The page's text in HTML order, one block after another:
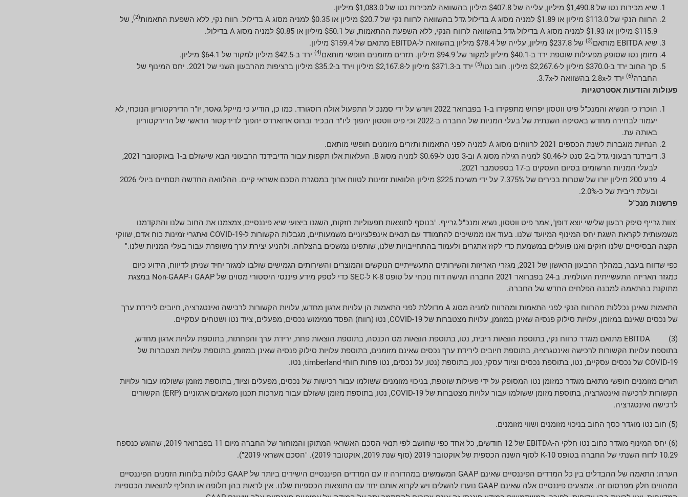
שיא מכירות נטו של $1,490.8 מיליון, עלייה של $407.8 מיליון בהשוואה למכירות נטו של $1,083.0 מיליון.
הרווח הנקי של $113.0 מיליון או $1.89 למניה מסוג A בדילול גדל בהשוואה לרווח נקי של $20.7 מיליון או $0.35 למניה מסוג A בדילול. רווח נקי, ללא השפעת התאמות
(2)
, של
$115.9 מיליון או $1.93 למניה מסוג A בדילול גדל בהשוואה לרווח הנקי, ללא השפעת ההתאמות, של $50.1 מיליון או $0.85 למניה מסוג A בדילול.
שיא EBITDA מותאם
(3)
של $237.8 מיליון, עלייה של $78.4 מיליון בהשוואה ל-EBITDA מתואם של $159.4 מיליון.
מזומן נטו שסופק מפעילות שוטפת ירד ב-$40.1 מיליון למקור של $94.9 מיליון. תזרים מזומנים חופשי מותאם
(4)
ירד ב-$42.5 מיליון למקור של $64.1 מיליון.
סך החוב ירד ב-$370.0 מיליון ל-$2,267.6 מיליון. חוב נטו
(5)
ירד ב-$371.3 מיליון ל-$2,167.8 מיליון וירד ב-$35.2 מיליון ברציפות מהרבעון השני של 2021. יחס המינוף של
החברה(6)
ירד ל-2.8x בהשוואה ל-3.7x.
פעולות והודעות אסטרטגיות
הוכרז כי הנשיא והמנכ"ל פיט ווטסון יפרוש מתפקידו ב-1 בפברואר 2022 ויורש על ידי סמנכ"ל התפעול אולה רוסגורד. כמו כן, הודיע כי מייקל גאסר, יו"ר הדירקטוריון הנוכחי, לא
יעמוד לבחירה מחדש באסיפה השנתית של בעלי המניות של החברה ב-2022 וכי פיט ווטסון יהפוך ליו"ר הבכיר וברוס אדוארדס יהפוך לדירקטור הראשי של הדירקטוריון
באותה עת.
הנחיות מוגברות לשנת הכספים 2021 לרווחים מסוג A למניה לפני התאמות ותזרים מזומנים חופשי מותאם.
דיבידנד רבעוני גדל ב-2 סנט ל-$0.46 למניה רגילה מסוג A וב-3 סנט ל-$0.69 למניה מסוג B. העלאות אלו תקפות עבור הדיבידנד הרבעוני הבא שישולם ב-1 באוקטובר 2021,
לבעלי המניות הרשומים בסיום העסקים ב-17 בספטמבר 2021.
פרע 200 מיליון יורו של שטרות בכירים של 7.375% על ידי משיכת $225 מיליון הלוואות זמינות לטווח ארוך במסגרת הסכם אשראי קיים. ההלוואה החדשה תסתיים ביולי 2026
ובעלת ריבית של כ-2.0%.
פרשנות מנכ"ל
"צוות גרייף סיפק רבעון שלישי יוצא דופן", אמר פיט ווטסון, נשיא ומנכ"ל גרייף. "בנוסף לתוצאות תפעוליות חזקות, השגנו ביצועי שיא פיננסיים, צמצמנו את החוב שלנו והתקדמנו
משמעותית לקראת השגת יחס המינוף המיועד שלנו. בעוד אנו ממשיכים להתמודד עם תנאים אינפלציוניים משמעותיים, מגבלות הקשורות ל-COVID-19 ואתגרי זמינות כוח אדם, שווקי
הקצה הבסיסיים שלנו חזקים ואנו פועלים במשמעת כדי לקזז אתגרים ולעמוד בהתחייבויות שלנו, שותפינו נמשכים בהצלחה. ולהניע יצירת ערך משופרת עבור בעלי המניות שלנו."
כפי שדווח בעבר, במהלך הרבעון הראשון של 2021, מגזרי האריזות והשירותים התעשייתיים הנוקשים והמוצרים והשירותים הגמישים שולבו למגזר יחיד שניתן לדיווח, הידוע כיום
כמגזר האריזה התעשייתית העולמית. ב-24 בפברואר 2021 החברה הגישה דוח נוכחי על טופס 8-K ל-SEC כדי לספק מידע פיננסי היסטורי מסוים של GAAP ו-Non-GAAP במצגת
מתוקנת בהתאמה למבנה הפלחים החדש של החברה.
התאמות שאינן נכללות מהרווח הנקי לפני התאמות ומהרווח למניה מסוג A מדוללת לפני התאמות הן עלויות ארגון מחדש, עלויות הקשורות לרכישה ואינטגרציה, חיובים לירידת ערך
של נכסים שאינם במזומן, עלויות סילוק פנסיה שאינן במזומן, עלויות מצטברות של COVID-19, נטו (רווח) הפסד ממימוש נכסים, מפעלים, ציוד נטו ושטחים עסקיים.
(3)
EBITDA מתואם מוגדר כרווח נקי, בתוספת הוצאות ריבית, נטו, בתוספת הוצאות מס הכנסה, בתוספת הוצאות פחת, ירידת ערך והפחתות, בתוספת עלויות ארגון מחדש,
בתוספת עלויות הקשורות לרכישה ואינטגרציה, בתוספת חיובים לירידת ערך נכסים שאינם מזומנים, בתוספת עלויות סילוק פנסיה שאינן במזומן, בתוספת עלויות מצטברות של
COVID-19 של נכסים עסקיים, נטו, בתוספת נכסים וציוד עסקי, נטו, בתוספת (נטו, על נכסים, נטו פחות רווחי timberland, נטו.
תזרים מזומנים חופשי מתואם מוגדר כמזומן נטו המסופק על ידי פעילות שוטפת, בניכוי מזומנים ששולמו עבור רכישות של נכסים, מפעלים וציוד, בתוספת מזומן ששולמו עבור עלויות
הקשורות לרכישה ואינטגרציה, בתוספת מזומן ששולמו עבור עלויות מצטברות של COVID-19, נטו, בתוספת מזומן ששולם עבור מערכות תכנון משאבים ארגוניים (ERP) הקשורים
לרכישה ואינטגרציה.
(5) חוב נטו מוגדר כסך החוב בניכוי מזומנים ושווי מזומנים.
(6) יחס המינוף מוגדר כחוב נטו חלקי ה-EBITDA של 12 חודשים, כל אחד כפי שחושב לפי תנאי הסכם האשראי המתוקן והמוחזר של החברה מיום 11 בפברואר 2019, שהוגש כנספח
10.29 לדוח השנתי של החברה בטופס 10-K לסוף השנה הכספית של אוקטובר 2019 (סוף שנת 2019, אוקטובר 2019). "הסכם אשראי 2019").
הערה: התאמה של ההבדלים בין כל המדדים הפיננסיים שאינם GAAP המשמשים במהדורה זו עם המדדים הפיננסיים הישירים ביותר של GAAP כלולות בלוחות הזמנים הפיננסיים
המהווים חלק מפרסום זה. אמצעים פיננסיים אלה שאינם GAAP נועדו להשלים ויש לקרוא אותם יחד עם התוצאות הכספיות שלנו. אין לראות בהן חלופה או תחליף לתוצאות הכספיות